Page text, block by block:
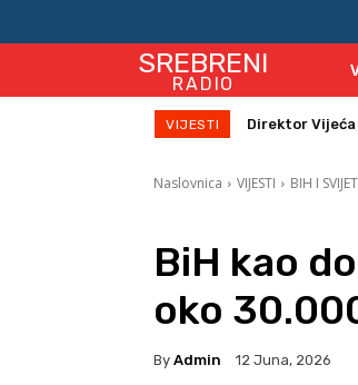
SREBRENI
RADIO
VIJESTI Zbog velikih
Naslovnica VIJESTI BIH I SVIJET
BiH kao
oko
By Admin 12 Juna, 2026